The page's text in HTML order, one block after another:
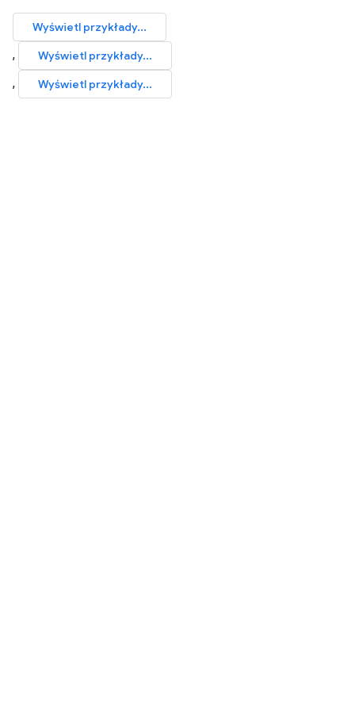
Wyświetl przykłady...
, Wyświetl przykłady...
, Wyświetl przykłady...